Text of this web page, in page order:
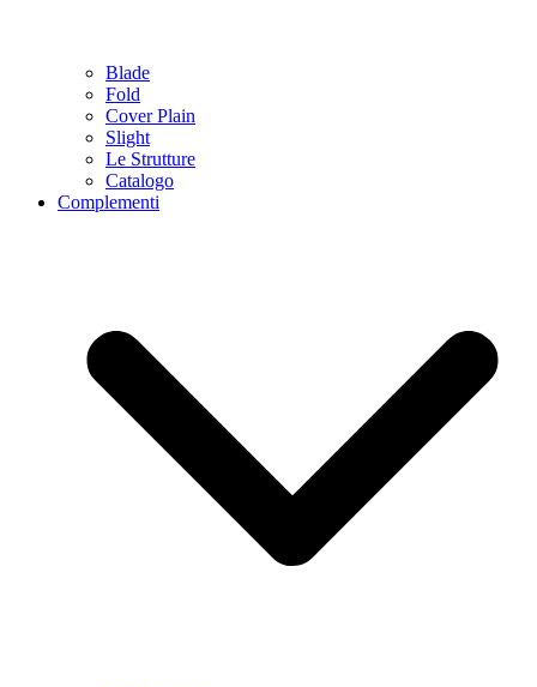
Blade
Fold
Cover Plain
Slight
Le Strutture
Catalogo
Complementi